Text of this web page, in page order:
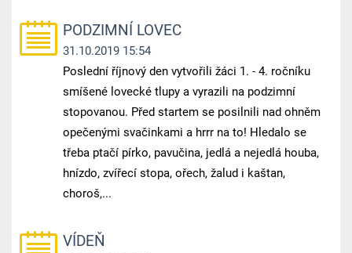
PODZIMNÍ LOVEC
31.10.2019 15:54
Poslední říjnový den vytvořili žáci 1. - 4. ročníku
smíšené lovecké tlupy a vyrazili na podzimní
stopovanou. Před startem se posilnili nad ohněm
opečenými svačinkami a hrrr na to! Hledalo se
třeba ptačí pírko, pavučina, jedlá a nejedlá houba,
hnízdo, zvířecí stopa, ořech, žalud i kaštan,
choroš,...
VÍDEŇ